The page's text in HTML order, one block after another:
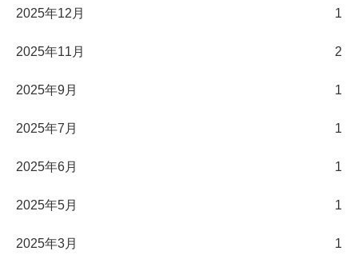
2025年12月 1
2025年11月 2
2025年9月 1
2025年7月 1
2025年6月 1
2025年5月 1
2025年3月 1